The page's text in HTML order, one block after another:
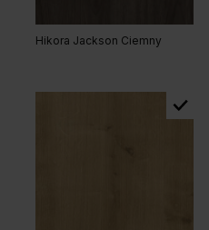
Hikora Jackson Ciemny